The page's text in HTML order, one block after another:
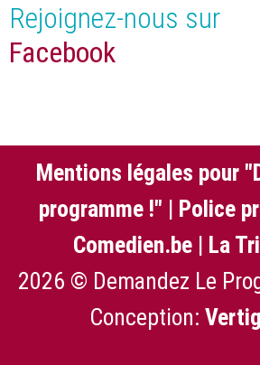
Rejoignez-nous sur
Facebook
Mentions légales pour
programme !" | Police
Comedien.be | La
2026 © Demandez Le
Conception: